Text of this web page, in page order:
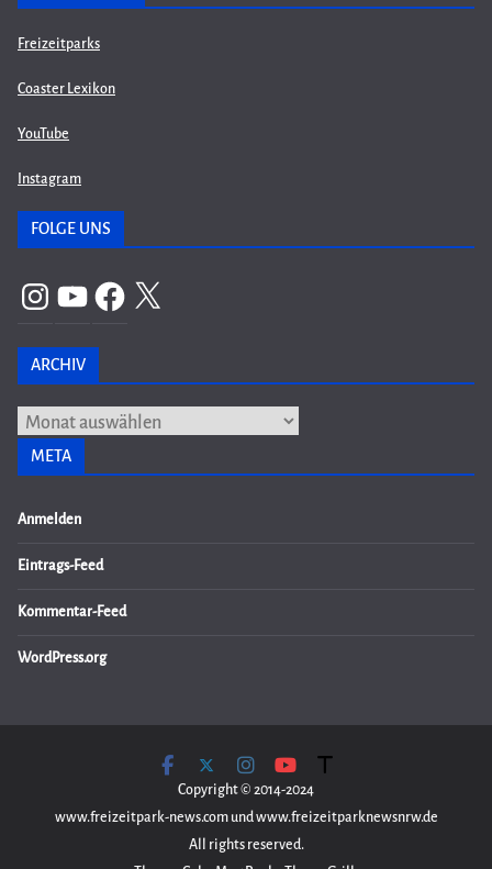
Freizeitparks
Coaster Lexikon
YouTube
Instagram
FOLGE UNS
InstagramYouTubeFacebook
X
ARCHIV
Archiv
META
Anmelden
Eintrags-Feed
Kommentar-Feed
WordPress.org
Copyright © 2014-2024
www.freizeitpark-news.com und www.freizeitparknewsnrw.de
All rights reserved.